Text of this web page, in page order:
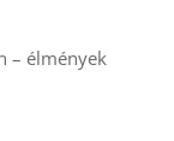
– élmények